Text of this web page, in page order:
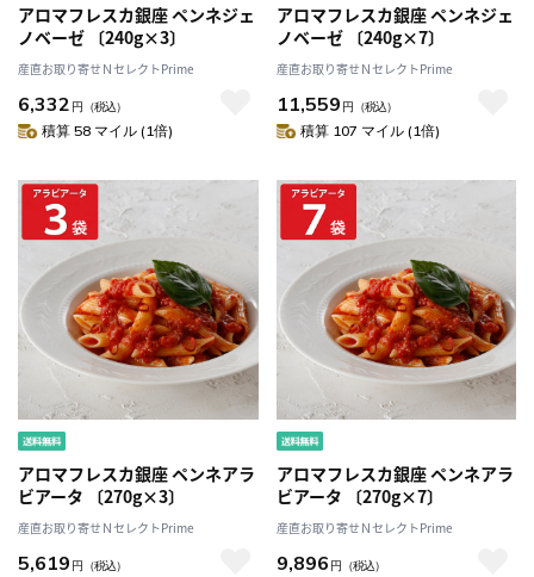
アロマフレスカ銀座 ペンネジェ
ノベーゼ 〔240g×3〕
産直お取り寄せＮセレクトPrime
6,332 円 （税込）
積算 58 マイル (1倍)
アロマフレスカ銀座 ペンネジェ
ノベーゼ 〔240g×7〕
産直お取り寄せＮセレクトPrime
11,559 円 （税込）
積算 107 マイル (1倍)
アロマフレスカ銀座 ペンネアラ
ビアータ 〔270g×3〕
産直お取り寄せＮセレクトPrime
5,619 円 （税込）
アロマフレスカ銀座 ペンネアラ
ビアータ 〔270g×7〕
産直お取り寄せＮセレクトPrime
9,896 円 （税込）